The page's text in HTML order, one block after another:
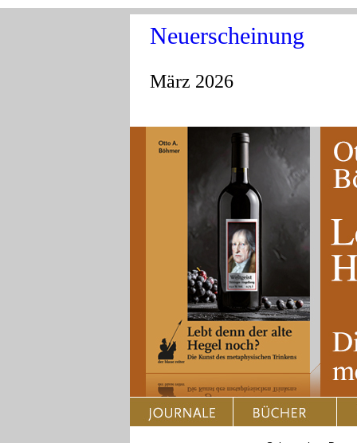
Neuerscheinung
März 2026